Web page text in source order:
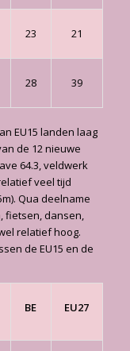
23 21
28 39
EU15 landen laag
de 12 nieuwe
64.3, veldwerk
veel tijd
Qua deelname
fietsen, dansen,
relatief hoog.
de EU15 en de
BE EU27